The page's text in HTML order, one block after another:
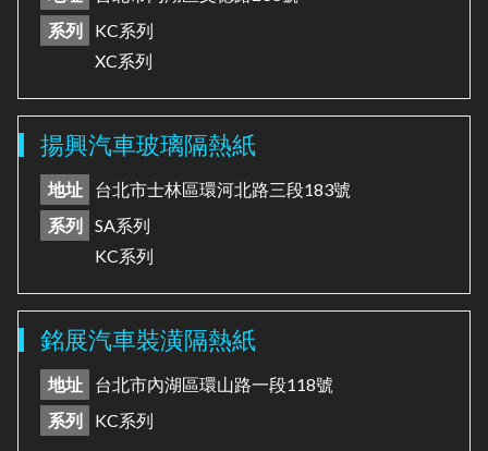
系列
KC系列
XC系列
揚興汽車玻璃隔熱紙
地址
台北市士林區環河北路三段183號
系列
SA系列
KC系列
銘展汽車裝潢隔熱紙
地址
台北市內湖區環山路一段118號
系列
KC系列